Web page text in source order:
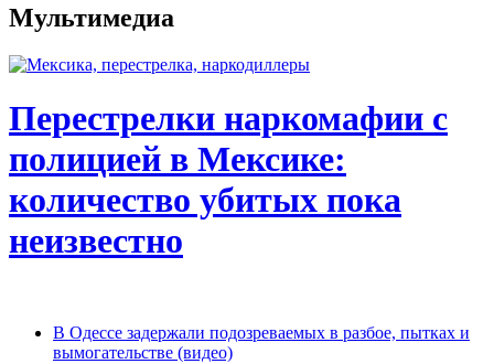
Мультимедиа
Перестрелки наркомафии с
полицией в Мексике:
количество убитых пока
неизвестно
В Одессе задержали подозреваемых в разбое, пытках и
вымогательстве (видео)